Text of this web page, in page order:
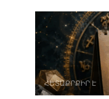
ՀԵՏԱՔՐՔԻՐ Է